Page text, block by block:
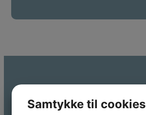
Samtykke til cookies